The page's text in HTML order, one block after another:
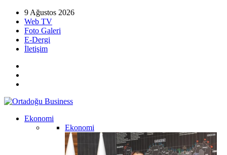
9 Ağustos 2026
Web TV
Foto Galeri
E-Dergi
İletişim
Ekonomi
Ekonomi